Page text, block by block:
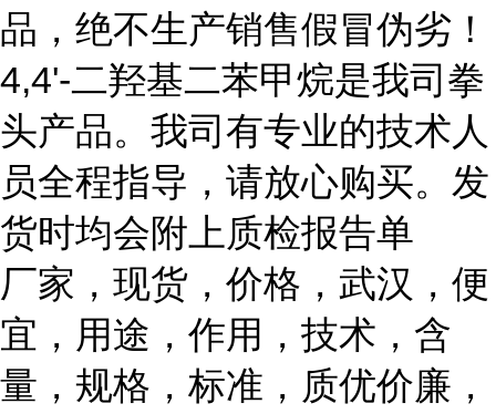
品，绝不生产销售假冒伪劣！
4,4'-二羟基二苯甲烷是我司拳
头产品。我司有专业的技术人
员全程指导，请放心购买。发
货时均会附上质检报告单
厂家，现货，价格，武汉，便
宜，用途，作用，技术，含
量，规格，标准，质优价廉，